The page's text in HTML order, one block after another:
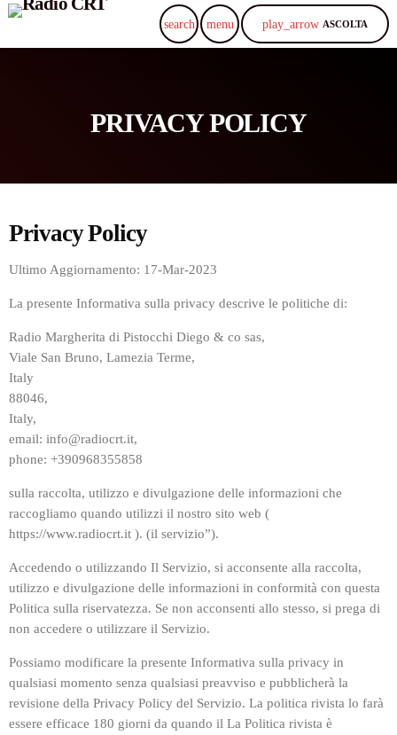
search menu play_arrow ASCOLTA
PRIVACY POLICY
Privacy Policy
Ultimo Aggiornamento: 17-Mar-2023
La presente Informativa sulla privacy descrive le politiche di:
Radio Margherita di Pistocchi Diego & co sas,
Viale San Bruno, Lamezia Terme,
Italy
88046,
Italy,
email: info@radiocrt.it,
phone: +390968355858
sulla raccolta, utilizzo e divulgazione delle informazioni che
raccogliamo quando utilizzi il nostro sito web (
https://www.radiocrt.it ). (il servizio”).
Accedendo o utilizzando Il Servizio, si acconsente alla raccolta,
utilizzo e divulgazione delle informazioni in conformità con questa
Politica sulla riservatezza. Se non acconsenti allo stesso, si prega di
non accedere o utilizzare il Servizio.
Possiamo modificare la presente Informativa sulla privacy in
qualsiasi momento senza qualsiasi preavviso e pubblicherà la
revisione della Privacy Policy del Servizio. La politica rivista lo farà
essere efficace 180 giorni da quando il La Politica rivista è